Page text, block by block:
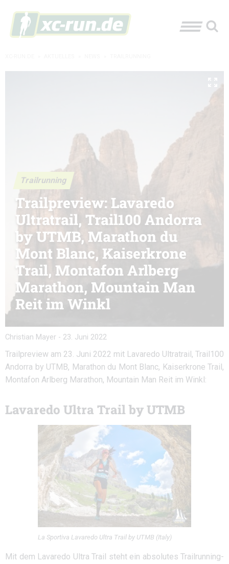
Trailrunning
Trailpreview: Lavaredo
Ultratrail, Trail100 Andorra
by UTMB, Marathon du
Mont Blanc, Kaiserkrone
Trail, Montafon Arlberg
Marathon, Mountain Man
Reit im Winkl
Christian Mayer - 23. Juni 2022
Trailpreview am 23. Juni 2022 mit Lavaredo Ultratrail, Trail100
Andorra by UTMB, Marathon du Mont Blanc, Kaiserkrone Trail,
Montafon Arlberg Marathon, Mountain Man Reit im Winkl:
Lavaredo Ultra Trail by UTMB
La Sportiva Lavaredo Ultra Trail by UTMB (Italy)
Mit dem Lavaredo Ultra Trail steht ein absolutes Trailrunning-